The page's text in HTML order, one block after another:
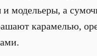
и модельеры, а
карамелью,